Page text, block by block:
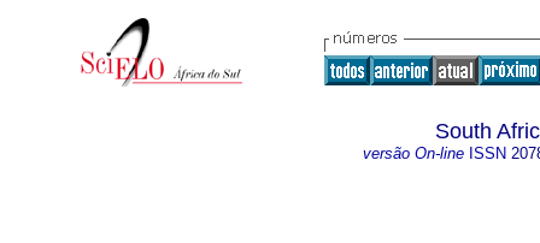
South
versão On-line ISSN